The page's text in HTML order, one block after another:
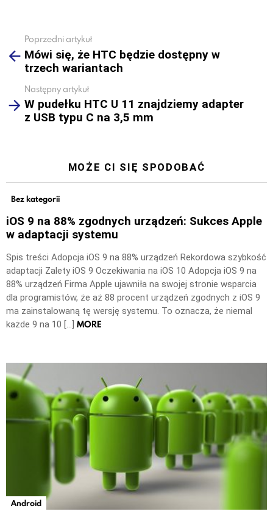
more
Poprzedni artykuł
Mówi się, że HTC będzie dostępny w
trzech wariantach
Następny artykuł
W pudełku HTC U 11 znajdziemy adapter
z USB typu C na 3,5 mm
MOŻE CI SIĘ SPODOBAĆ
Bez kategorii
iOS 9 na 88% zgodnych urządzeń: Sukces Apple
w adaptacji systemu
Spis treści Adopcja iOS 9 na 88% urządzeń Rekordowa szybkość
adaptacji Zalety iOS 9 Oczekiwania na iOS 10 Adopcja iOS 9 na
88% urządzeń Firma Apple ujawniła na swojej stronie wsparcia
dla programistów, że aż 88 procent urządzeń zgodnych z iOS 9
ma zainstalowaną tę wersję systemu. To oznacza, że niemal
każde 9 na 10 […] MORE
Android